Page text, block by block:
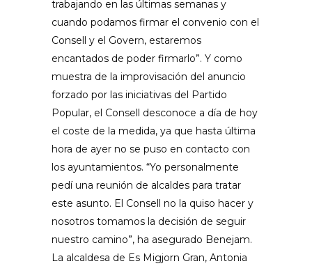
trabajando en las últimas semanas y
cuando podamos firmar el convenio con el
Consell y el Govern, estaremos
encantados de poder firmarlo”. Y como
muestra de la improvisación del anuncio
forzado por las iniciativas del Partido
Popular, el Consell desconoce a día de hoy
el coste de la medida, ya que hasta última
hora de ayer no se puso en contacto con
los ayuntamientos. “Yo personalmente
pedí una reunión de alcaldes para tratar
este asunto. El Consell no la quiso hacer y
nosotros tomamos la decisión de seguir
nuestro camino”, ha asegurado Benejam.
La alcaldesa de Es Migjorn Gran, Antonia